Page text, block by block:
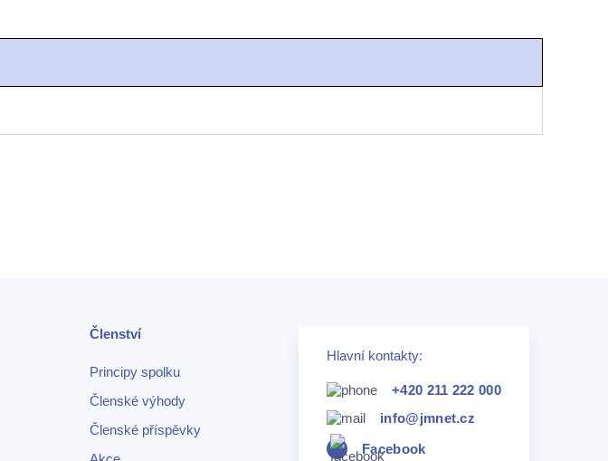
Členství
Principy spolku
Členské výhody
Členské příspěvky
Hlavní kontakty:
+420 211 222 000
info@jmnet.cz
Facebook